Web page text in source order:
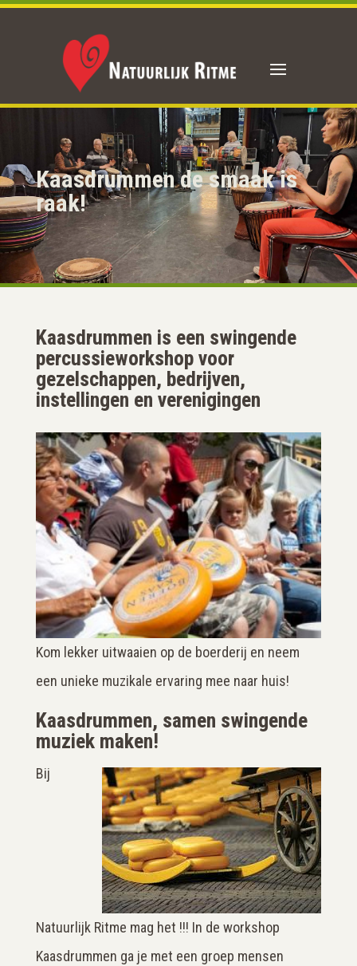
Kaasdrummen de smaak is
raak!
Kaasdrummen is een swingende
percussieworkshop voor
gezelschappen, bedrijven,
instellingen en verenigingen
Kom lekker uitwaaien op de boerderij en neem
een unieke muzikale ervaring mee naar huis!
Kaasdrummen, samen swingende
muziek maken!
Bij
Natuurlijk Ritme mag het !!! In de workshop
Kaasdrummen ga je met een groep mensen